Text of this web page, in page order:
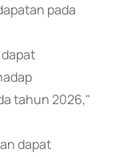
pada
tahun 2026,"
dapat